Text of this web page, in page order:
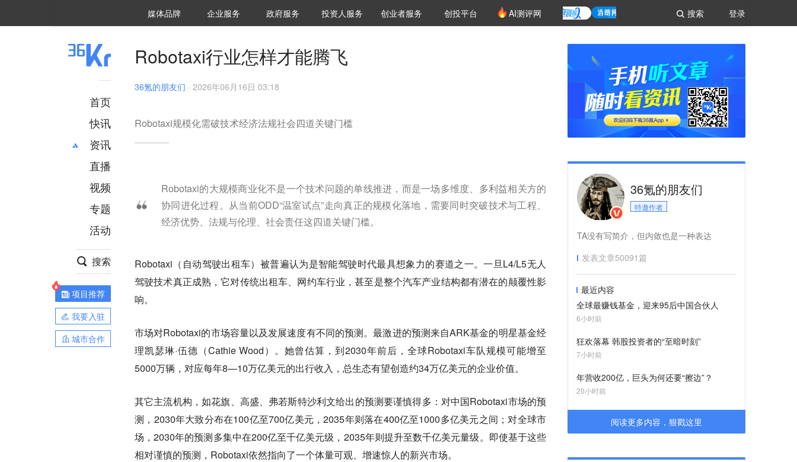
登录
搜索
媒体品牌 36Kr研究院
企业服务 城市之窗
政府服务 VClub投资机构库
投资机构职位推介
投资人服务 创投氪堂
创业者服务 创投平台 AI测评网
首页
快讯
资讯
推荐
财经
项目推荐
安徽
直播
视频
专题
活动
搜索
项目推荐
我要入驻
城市合作
Robotaxi行业怎样才能腾飞
36氪的朋友们 · 2026年06月16日 03:18
Robotaxi规模化需破技术经济法规社会四道关键门槛
Robotaxi的大规模商业化不是一个技术问题的单线推进，而是一场多维度、多利益相关方的
协同进化过程。从当前ODD“温室试点”走向真正的规模化落地，需要同时突破技术与工程、
经济优势、法规与伦理、社会责任这四道关键门槛。
Robotaxi（自动驾驶出租车）被普遍认为是智能驾驶时代最具想象力的赛道之一。一旦L4/L5无人
驾驶技术真正成熟，它对传统出租车、网约车行业，甚至是整个汽车产业结构都有潜在的颠覆性影
响。
市场对Robotaxi的市场容量以及发展速度有不同的预测。最激进的预测来自ARK基金的明星基金经
理凯瑟琳·伍德（Cathie Wood）。她曾估算，到2030年前后，全球Robotaxi车队规模可能增至
5000万辆，对应每年8—10万亿美元的出行收入，总生态有望创造约34万亿美元的企业价值。
其它主流机构，如花旗、高盛、弗若斯特沙利文给出的预测要谨慎得多：对中国Robotaxi市场的预
测，2030年大致分布在100亿至700亿美元，2035年则落在400亿至1000多亿美元之间；对全球市
场，2030年的预测多集中在200亿至千亿美元级，2035年则提升至数千亿美元量级。即使基于这些
相对谨慎的预测，Robotaxi依然指向了一个体量可观、增速惊人的新兴市场。
36氪的朋友们
特邀作者
TA没有写简介，但内敛也是一种表达
发表文章50091篇
最近内容
全球最赚钱基金，迎来95后中国合伙人
6小时前
狂欢落幕 韩股投资者的“至暗时刻”
7小时前
年营收200亿，巨头为何还要“擦边”？
20小时前
阅读更多内容，狠戳这里